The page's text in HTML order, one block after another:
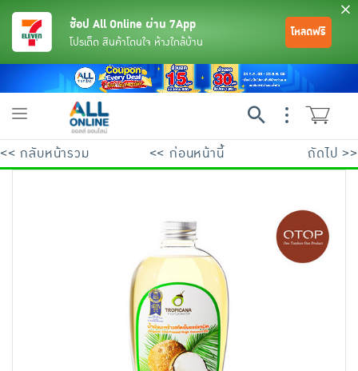
ช้อป All Online ผ่าน 7App
โปรเด็ด สินค้าโดนใจ ห้างใกล้บ้าน
โหลดฟรี
Toggle
<< กลับหน้ารวม << ก่อนหน้านี้ ถัดไป >>